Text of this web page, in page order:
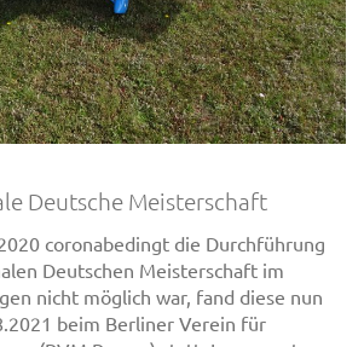
Deutsche Meisterschaft
coronabedingt die Durchführung
Deutschen Meisterschaft im
nicht möglich war, fand diese nun
beim Berliner Verein für